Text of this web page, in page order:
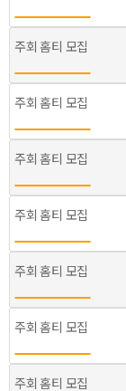
주회 홈티 모집
주회 홈티 모집
주회 홈티 모집
주회 홈티 모집
주회 홈티 모집
주회 홈티 모집
주회 홈티 모집